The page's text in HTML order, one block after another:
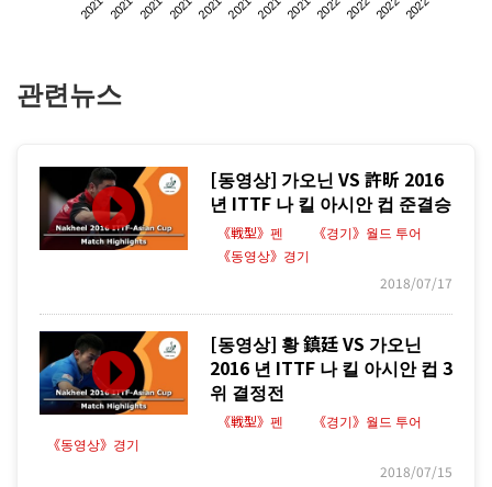
관련뉴스
[동영상] 가오닌 VS 許昕 2016
년 ITTF 나 킬 아시안 컵 준결승
《戦型》펜
《경기》월드 투어
《동영상》경기
2018/07/17
[동영상] 황 鎮廷 VS 가오닌
2016 년 ITTF 나 킬 아시안 컵 3
위 결정전
《戦型》펜
《경기》월드 투어
《동영상》경기
2018/07/15